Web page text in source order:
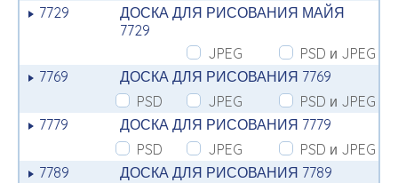
7729
ДОСКА ДЛЯ РИСОВАНИЯ МАЙЯ
7729
JPEG
PSD и JPEG
7769
ДОСКА ДЛЯ РИСОВАНИЯ 7769
PSD
JPEG
PSD и JPEG
7779
ДОСКА ДЛЯ РИСОВАНИЯ 7779
PSD
JPEG
PSD и JPEG
7789
ДОСКА ДЛЯ РИСОВАНИЯ 7789